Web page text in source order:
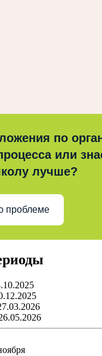
по
или
лучше?
проблеме